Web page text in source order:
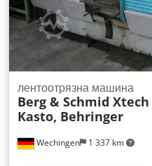
Wechingen 1 337 km
лентоотрязна машина
Berg & Schmid Xtech
Kasto, Behringer